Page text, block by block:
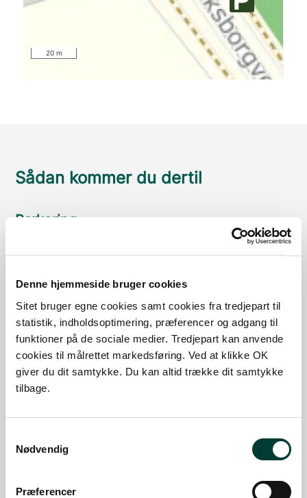
Denne hjemmeside bruger cookies
Sitet bruger egne cookies samt cookies fra tredjepart til
statistik, indholdsoptimering, præferencer og adgang til
funktioner på de sociale medier. Tredjepart kan anvende
cookies til målrettet markedsføring. Ved at klikke OK
giver du dit samtykke. Du kan altid trække dit samtykke
tilbage.
Nødvendig
Præferencer
20 m
Sådan kommer du dertil
Parkering
Med offentlig transport
Google Maps
Nørreskoven, Frederiksborgvej - Plantagevej
Læs mere
Nørreskoven, Skolekrogs Hus
Læs mere
Nørreskoven, Frederiksborgvej - Søstien